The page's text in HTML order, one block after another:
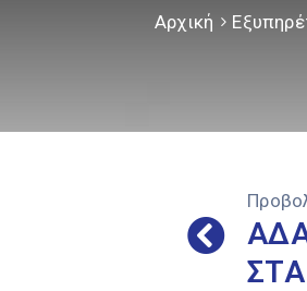
Αρχική